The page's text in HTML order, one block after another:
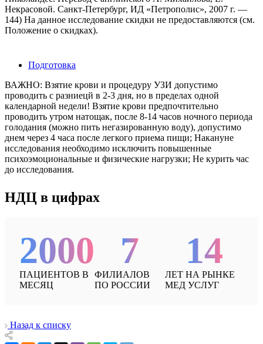
Некрасовой. Санкт-Петербург, ИД «Петрополис», 2007 г. —
144) На данное исследование скидки не предоставляются (см.
Положение о скидках).
Подготовка
ВАЖНО: Взятие крови и процедуру УЗИ допустимо
проводить с разниецй в 2-3 дня, но в пределах одной
календарной недели! Взятие крови предпочтительно
проводить утром натощак, после 8-14 часов ночного периода
голодания (можно пить негазированную воду), допустимо
днем через 4 часа после легкого приема пищи; Накануне
исследования необходимо исключить повышенные
психоэмоциональные и физические нагрузки; Не курить час
до исследования.
НДЦ в цифрах
2000
ПАЦИЕНТОВ В
МЕСЯЦ
7
ФИЛИАЛОВ
ПО РОССИИ
14
ЛЕТ НА РЫНКЕ
МЕД УСЛУГ
Назад к списку